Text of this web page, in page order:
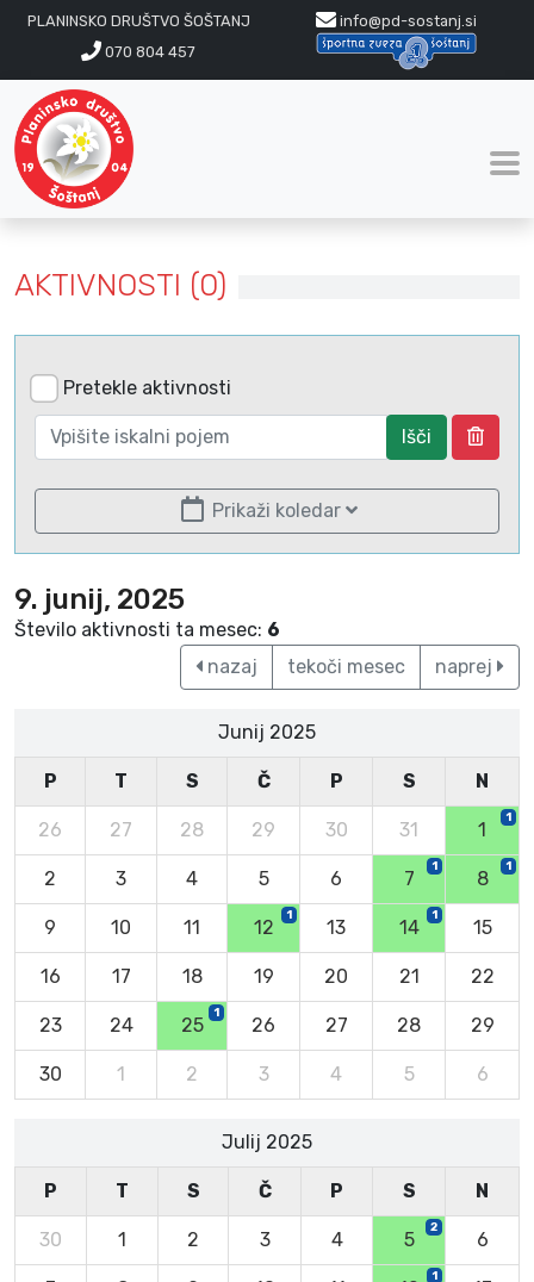
PLANINSKO DRUŠTVO ŠOŠTANJ
info@pd-sostanj.si
070 804 457
AKTIVNOSTI (0)
Pretekle aktivnosti
Išči
Prikaži koledar
9. junij, 2025
Število aktivnosti ta mesec: 6
nazaj
tekoči mesec naprej
Junij 2025
P T S Č P S N
26 27 28 29 30 31 1
1
2 3 4 5 6 7
1
8
1
9 10 11 12
1
13 14
1
15
16 17 18 19 20 21 22
23 24 25
1
26 27 28 29
30 1 2 3 4 5 6
Julij 2025
P T S Č P S N
30 1 2 3 4 5
2
6
1